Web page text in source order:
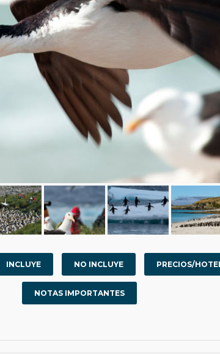
INCLUYE NO INCLUYE PRECIOS/
NOTAS IMPORTANTES